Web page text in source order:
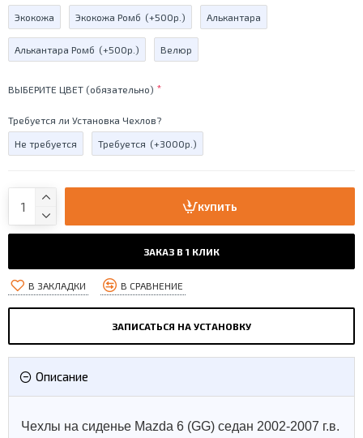
Экокожа Экокожа Ромб (+500р.) Алькантара
Алькантара Ромб (+500р.) Велюр
ВЫБЕРИТЕ ЦВЕТ (обязательно)
Требуется ли Установка Чехлов?
Не требуется Требуется (+3000р.)
КУПИТЬ
ЗАКАЗ В 1 КЛИК
В ЗАКЛАДКИ В СРАВНЕНИЕ
ЗАПИСАТЬСЯ НА УСТАНОВКУ
Описание
Чехлы на сиденье Mazda 6 (GG) седан 2002-2007 г.в.